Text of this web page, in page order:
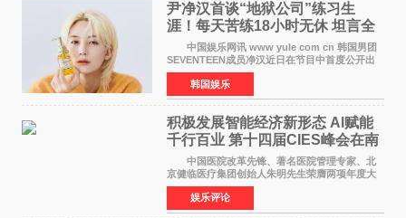
尹净汉首谈“地狱公司”练习生
涯！每天苦练18小时无休 坦言全
靠成员撑过来
中国娱乐网讯 www yule com cn 韩国男团
SEVENTEEN成员净汉近日在节目中首度公开出
道前的残酷练习生经历，并提及经纪公司Pledis
娱乐，引发广泛关注。 在8月2日播出的日本
TBS综艺节目《周
韩国娱乐
积极发展智能经济新形态 Al赋能
千行百业 第十四届CIES峰会在南
京盛大召开
中国医院改革先锋、著名医院管理专家、北
京健临医疗集团创始人朱明先生荣膺两项年度大
奖 2026年7月31日，盛夏金陵，长江之畔，
以重落地·真务实·强链接为主题的2026&lsquo;人
工智能+&rsquo
娱乐评论